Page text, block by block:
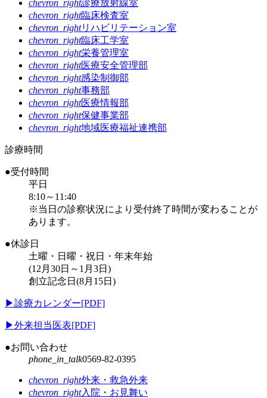
chevron_right診療放射線室
chevron_right臨床検査室
chevron_rightリハビリテーション室
chevron_right臨床工学室
chevron_right栄養管理室
chevron_right医療安全管理部
chevron_right感染制御部
chevron_right事務部
chevron_right医療情報部
chevron_right保健事業部
chevron_right地域医療福祉連携部
診療時間
●受付時間
平日
8:10～11:40
※当日の診察状況により受付終了時間が変わることが
あります。
●休診日
土曜・日曜・祝日・年末年始
(12月30日～1月3日)
創立記念日(8月15日)
▶診療カレンダー[PDF]
▶外来担当医表[PDF]
●お問い合わせ
phone_in_talk0569-82-0395
chevron_right外来・救急外来
chevron_right入院・お見舞い